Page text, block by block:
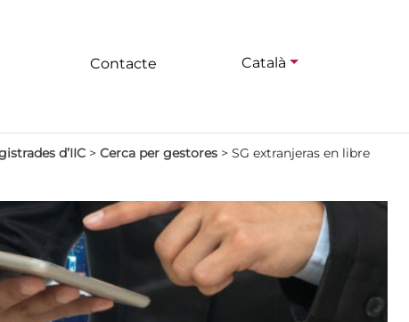
Contacte Català
d’IIC > Cerca per gestores > SG extranjeras en libre